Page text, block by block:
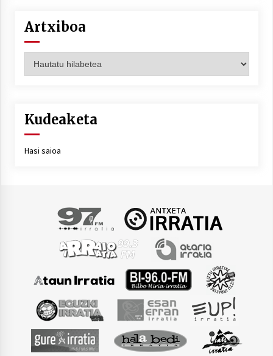
Artxiboa
Kudeaketa
Hasi saioa